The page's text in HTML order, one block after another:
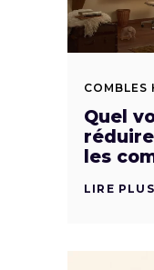
COMBLES
Quel
les
LIRE PLUS